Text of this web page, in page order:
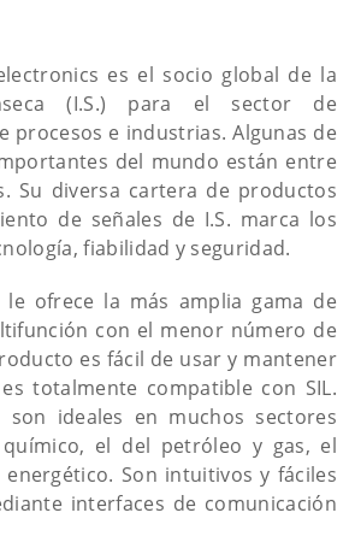
es el socio global de la
(I.S.) para el sector de
procesos e industrias. Algunas de
del mundo están entre
Su diversa cartera de productos
de señales de I.S. marca los
fiabilidad y seguridad.
le ofrece la más amplia gama de
con el menor número de
es fácil de usar y mantener
totalmente compatible con SIL.
ideales en muchos sectores
el del petróleo y gas, el
Son intuitivos y fáciles
interfaces de comunicación